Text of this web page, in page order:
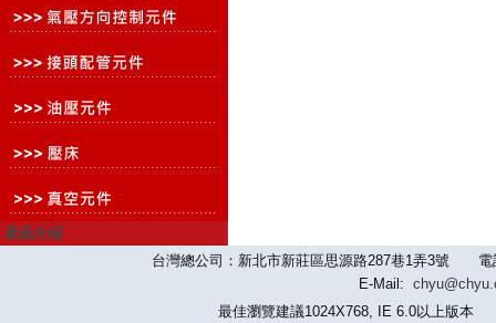
產品介紹
台灣總公司：新北市新莊區思源路287巷1弄3號
E-Mail:
最佳瀏覽建議1024X768, IE 6.0以上版本